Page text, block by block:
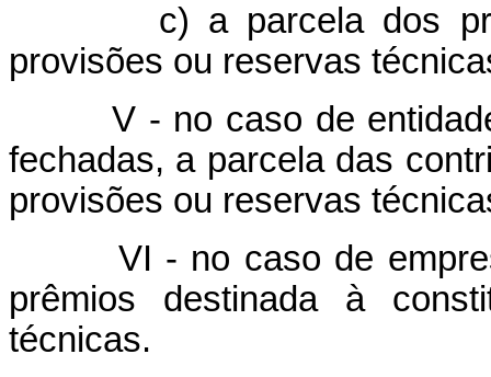
c) a parcela dos
provisões ou reservas
V - no caso de
fechadas, a parcela das
provisões ou reservas
VI - no caso de
prêmios destinada à
técnicas.